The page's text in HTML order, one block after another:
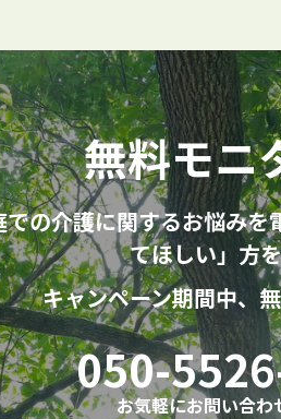
無料モニ
での介護に関するお悩み
てほしい」方
キャンペーン期間中、
050-
お気軽にお問い合わ